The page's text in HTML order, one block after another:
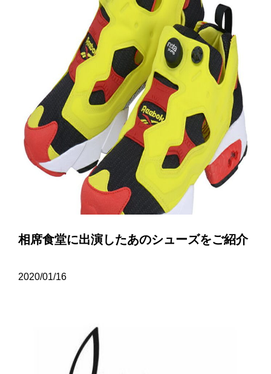
相席食堂に出演したあのシューズをご紹介
2020/01/16